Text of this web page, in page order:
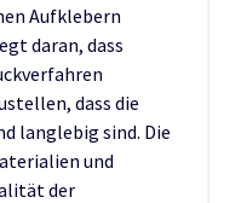
Aufklebern
daran, dass
dass die
langlebig sind. Die
und
der